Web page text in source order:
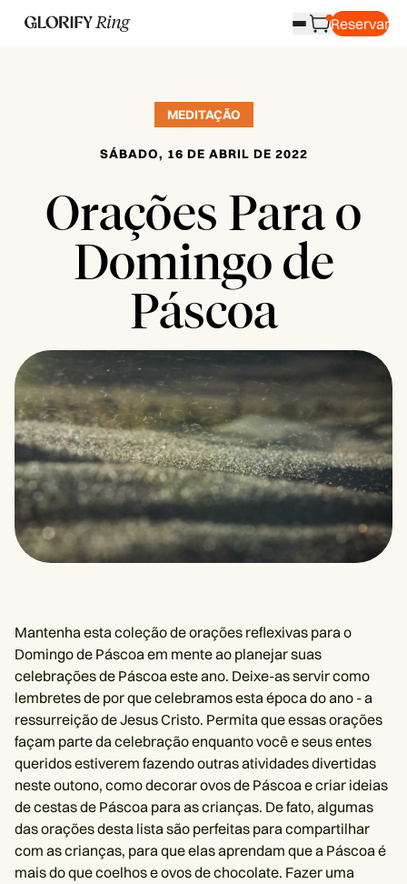
Reservar
MEDITAÇÃO
SÁBADO, 16 DE ABRIL DE 2022
Orações Para o
Domingo de
Páscoa
Mantenha esta coleção de orações reflexivas para o
Domingo de Páscoa em mente ao planejar suas
celebrações de Páscoa este ano. Deixe-as servir como
lembretes de por que celebramos esta época do ano - a
ressurreição de Jesus Cristo. Permita que essas orações
façam parte da celebração enquanto você e seus entes
queridos estiverem fazendo outras atividades divertidas
neste outono, como decorar ovos de Páscoa e criar ideias
de cestas de Páscoa para as crianças. De fato, algumas
das orações desta lista são perfeitas para compartilhar
com as crianças, para que elas aprendam que a Páscoa é
mais do que coelhos e ovos de chocolate. Fazer uma